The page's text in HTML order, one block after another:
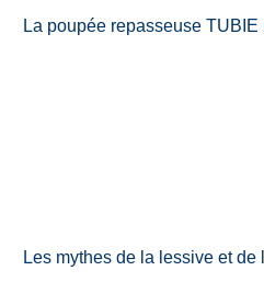
La poupée repasseuse
Les mythes de la lessive et